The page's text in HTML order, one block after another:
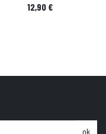
Prix
12,90 €
ok